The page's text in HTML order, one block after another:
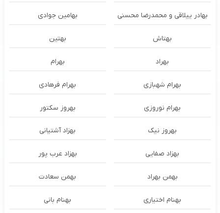
بهادر ییلاقی و محمدرضا محسنی بهامین جوادی
بهتاش بهتین
بهراد بهرام
بهرام شهبازی بهرام فرهادی
بهرام نوروزی بهروز سکتور
بهروز نیک بهزاد آشتیانی
بهزاد صفایی بهزاد عرب پور
بهمن بهراد بهمن سعادت
بهنام اختیاری بهنام بانی